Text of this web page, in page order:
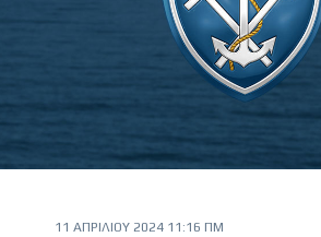
11 ΑΠΡΙΛΊΟΥ 2024 11:16 ΠΜ